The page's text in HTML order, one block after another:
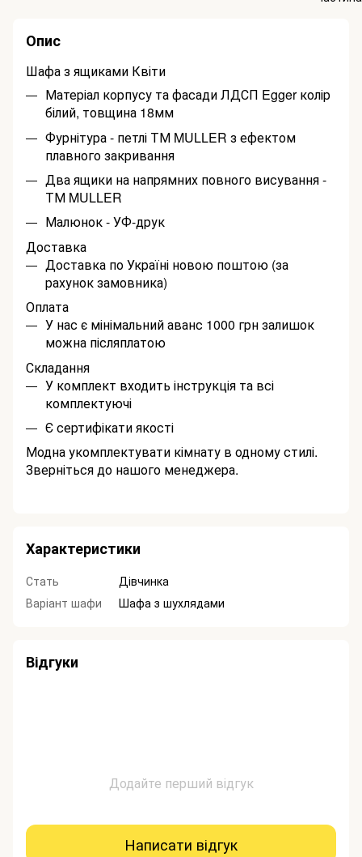
Опис
Шафа з ящиками Квіти
Матеріал корпусу та фасади ЛДСП Egger колір
білий, товщина 18мм
Фурнітура - петлі ТМ MULLER з ефектом
плавного закривання
Два ящики на напрямних повного висування -
ТМ MULLER
Малюнок - УФ-друк
Доставка
Доставка по Україні новою поштою (за
рахунок замовника)
Оплата
У нас є мінімальний аванс 1000 грн залишок
можна післяплатою
Складання
У комплект входить інструкція та всі
комплектуючі
Є сертифікати якості
Модна укомплектувати кімнату в одному стилі.
Зверніться до нашого менеджера.
Характеристики
Стать
Дівчинка
Варіант шафи
Шафа з шухлядами
Відгуки
Додайте перший відгук
Написати відгук